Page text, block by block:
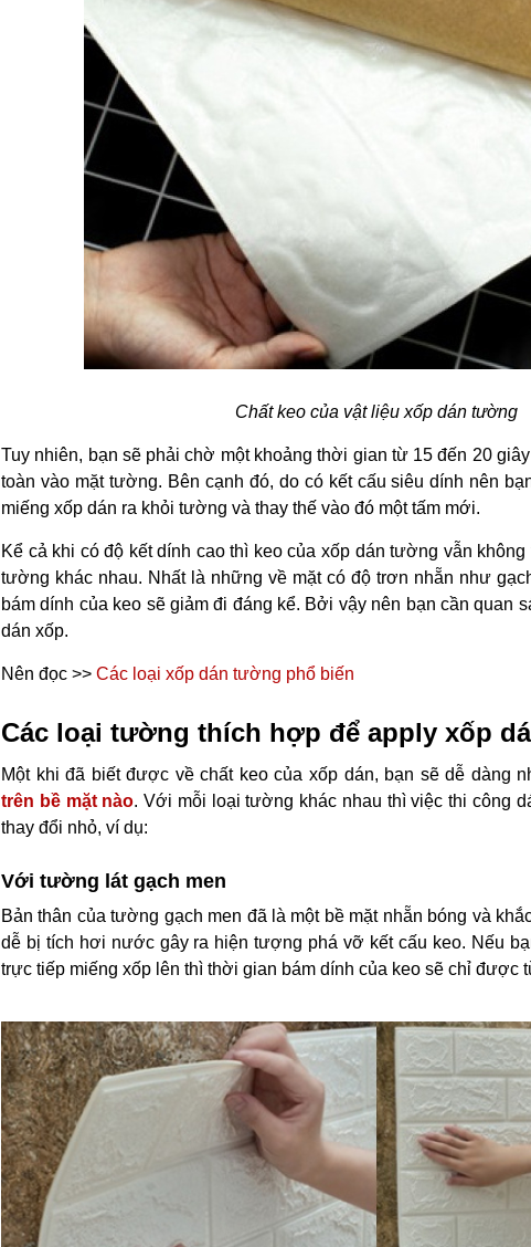
Chất keo của vật liệu xốp dán tường
Tuy nhiên, bạn sẽ phải chờ một khoảng thời gian từ 15 đến 20
toàn vào mặt tường. Bên cạnh đó, do có kết cấu siêu dính nên
miếng xốp dán ra khỏi tường và thay thế vào đó một tấm mới.
Kể cả khi có độ kết dính cao thì keo của xốp dán tường vẫn
tường khác nhau. Nhất là những về mặt có độ trơn nhẵn như
bám dính của keo sẽ giảm đi đáng kể. Bởi vậy nên bạn cần quan
dán xốp.
Nên đọc >> Các loại xốp dán tường phổ biến
Các loại tường thích hợp để apply xốp
Một khi đã biết được về chất keo của xốp dán, bạn sẽ dễ dàng
trên bề mặt nào. Với mỗi loại tường khác nhau thì việc thi công
thay đổi nhỏ, ví dụ:
Với tường lát gạch men
Bản thân của tường gạch men đã là một bề mặt nhẵn bóng và
dễ bị tích hơi nước gây ra hiện tượng phá vỡ kết cấu keo. Nếu
trực tiếp miếng xốp lên thì thời gian bám dính của keo sẽ chỉ được